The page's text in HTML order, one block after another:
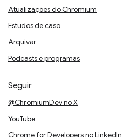
Atualizações do Chromium
Estudos de caso
Arquivar
Podcasts e programas
Seguir
@ChromiumDev no X
YouTube
Chrome for Developers no LinkedIn